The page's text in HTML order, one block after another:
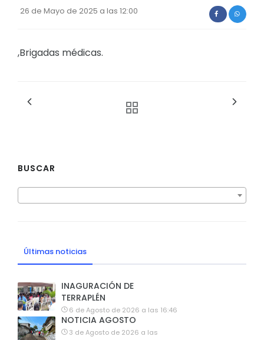
26 de Mayo de 2025 a las 12:00
,Brigadas médicas.
BUSCAR
Últimas noticias
INAGURACIÓN DE
TERRAPLÉN
6 de Agosto de 2026 a las 16:46
NOTICIA AGOSTO
3 de Agosto de 2026 a las